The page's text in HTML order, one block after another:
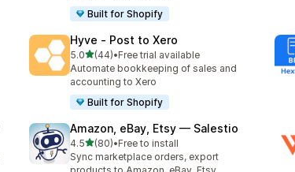
Built for Shopify
Hyve ‑ Post to Xero
5.0เต็ม 5 ดาว
(44)
ทั้งหมด 44 รีวิว
•Free trial available
Automate bookkeeping of sales and
accounting to Xero
Built for Shopify
Amazon, eBay, Etsy — Salestio
4.5เต็ม 5 ดาว
(80)
ทั้งหมด 80 รีวิว
•Free to install
Sync marketplace orders, export